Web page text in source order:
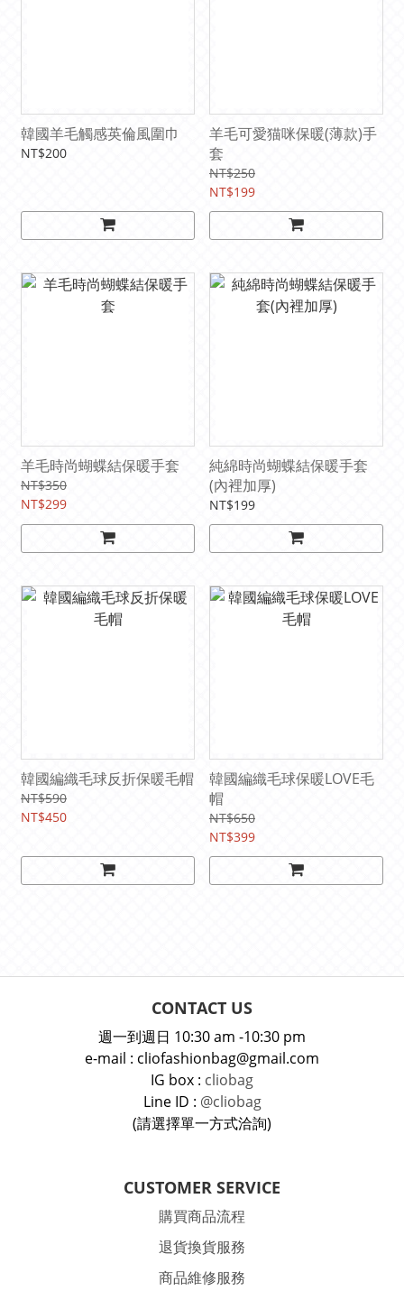
韓國羊毛觸感英倫風圍巾
NT$200
羊毛可愛猫咪保暖(薄款)手
套
NT$250
NT$199
羊毛時尚蝴蝶結保暖手套
NT$350
NT$299
純綿時尚蝴蝶結保暖手套
(內裡加厚)
NT$199
韓國編織毛球反折保暖毛帽
NT$590
NT$450
韓國編織毛球保暖LOVE毛
帽
NT$650
NT$399
CONTACT US
週一到週日 10:30 am -10:30 pm
e-mail : cliofashionbag@gmail.com
IG box : cliobag
Line ID : @cliobag
(請選擇單一方式洽詢)
CUSTOMER SERVICE
購買商品流程
退貨換貨服務
商品維修服務